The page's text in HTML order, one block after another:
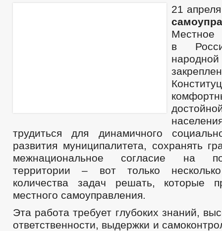
21
Местное
в
трудиться для динамичного
развития муниципалитета, сохранять
межнациональное согласие на
территории – вот только
количества задач решать, которые
местного самоуправления.
Эта работа требует глубоких знаний,
ответственности, выдержки и